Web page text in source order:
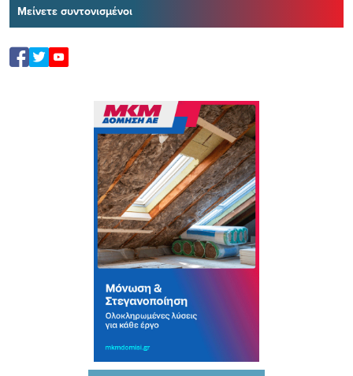
Μείνετε συντονισμένοι